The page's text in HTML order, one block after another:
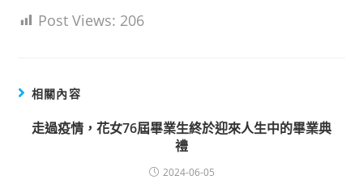
Post Views: 206
相關內容
走過疫情，花女76屆畢業生終於迎來人生中的畢業典
禮
2024-06-05